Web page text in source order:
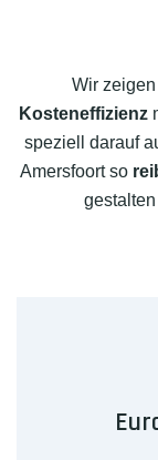
Wir
Kosteneffizienz
speziell darauf
Amersfoort so